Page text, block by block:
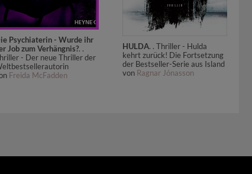
Psychiaterin - Wurde ihr
Job zum Verhängnis?. .
- Der neue Thriller der
Freida McFadden
HULDA. . Thriller - Hulda
kehrt zurück! Die Fortsetzung
der Bestseller-Serie aus Island
von Ragnar Jónasson